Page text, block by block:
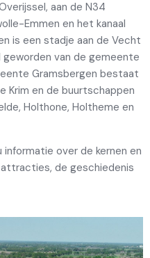
aan de N34
Emmen en het kanaal
is een stadje aan de Vecht
geworden van de gemeente
Gramsbergen bestaat
Krim en de buurtschappen
Holthone, Holtheme en
over de kernen en
de geschiedenis